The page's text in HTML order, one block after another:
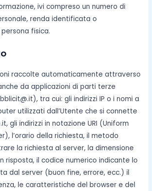
ivi compreso un numero di
renda identificata o
fisica.
raccolte automaticamente attraverso
da applicazioni di parti terze
tra cui: gli indirizzi IP o i nomi a
utilizzati dall’Utente che si connette
gli indirizzi in notazione URI (Uniform
l’orario della richiesta, il metodo
la richiesta al server, la dimensione
risposta, il codice numerico indicante lo
dal server (buon fine, errore, ecc.) il
le caratteristiche del browser e del